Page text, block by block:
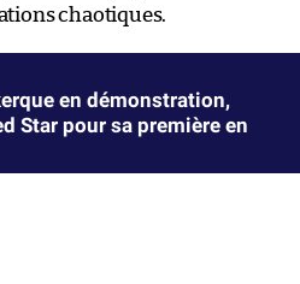
chaotiques.
en démonstration,
Star pour sa première en